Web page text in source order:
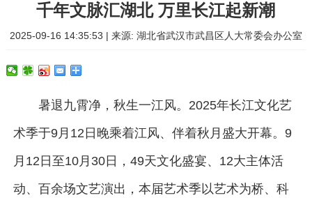
千年文脉汇湖北 万里长江起新潮
2025-09-16 14:35:53 | 来源: 湖北省武汉市武昌区人大常委会办公室
暑退九霄净，秋生一江风。2025年长江文化艺
术季于9月12日晚乘着江风、伴着秋月盛大开幕。9
月12日至10月30日，49天文化盛宴、12大主体活
动、百余场文艺演出，本届艺术季以艺术为桥、科